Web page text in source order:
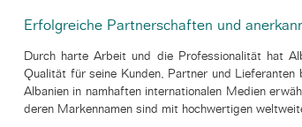
Erfolgreiche Partnerschaften und
Durch harte Arbeit und die Professionalität hat
Qualität für seine Kunden, Partner und Lieferanten
Albanien in namhaften internationalen Medien
deren Markennamen sind mit hochwertigen